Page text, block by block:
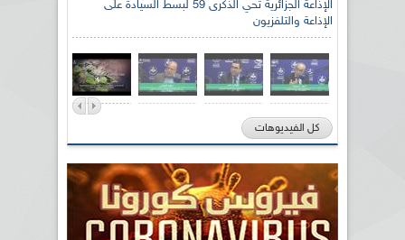
الإذاعة الجزائرية تحي الذكرى 59 لبسط السيادة على
الإذاعة والتلفزيون
كل الفيديوهات